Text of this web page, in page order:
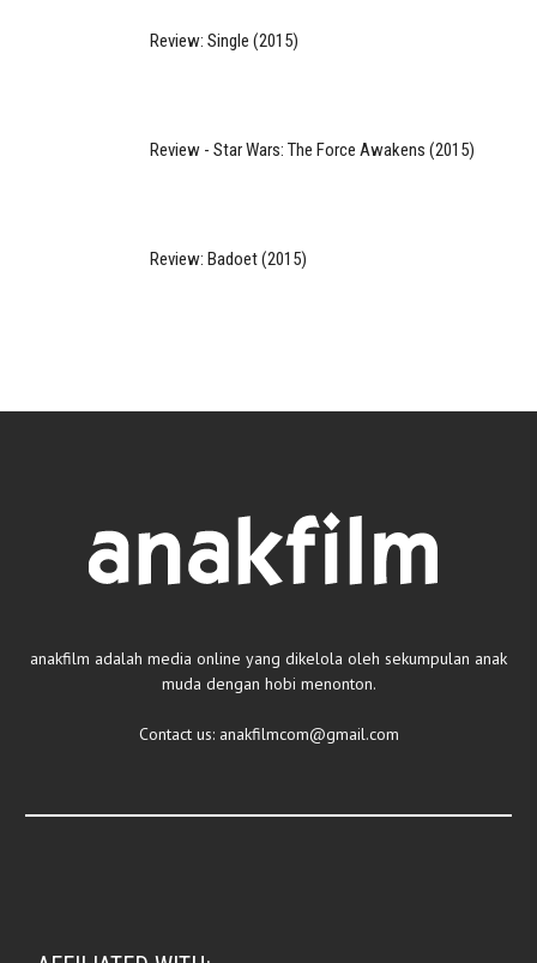
Review: Single (2015)
Review - Star Wars: The Force Awakens (2015)
Review: Badoet (2015)
anakfilm adalah media online yang dikelola oleh sekumpulan anak
muda dengan hobi menonton.
Contact us: anakfilmcom@gmail.com